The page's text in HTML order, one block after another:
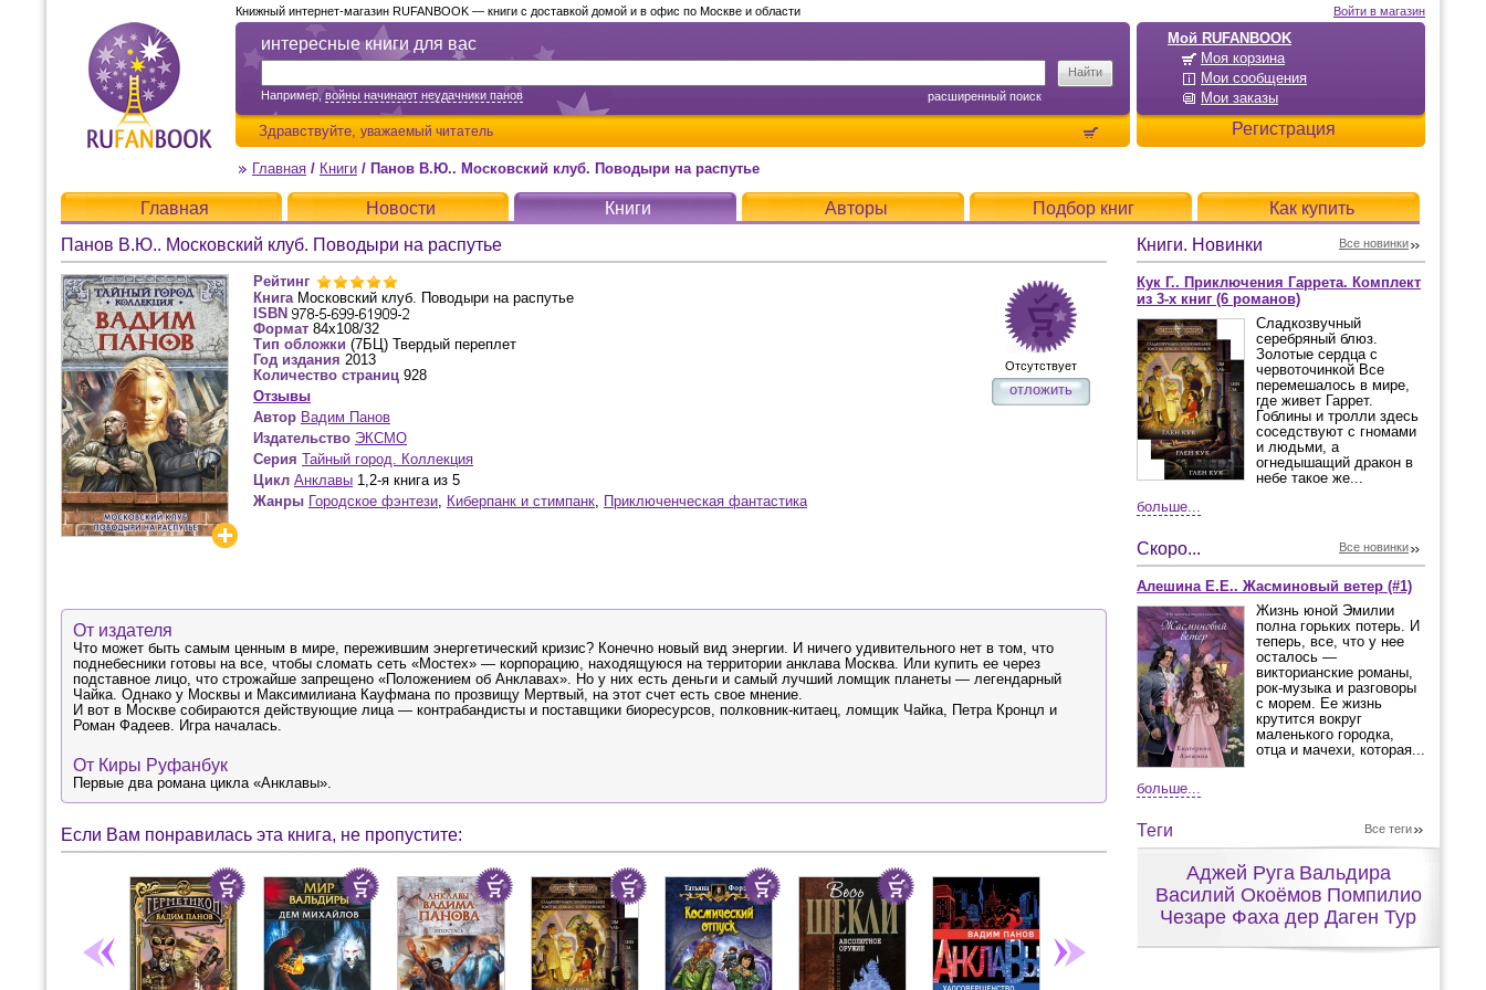
Мой RUFANBOOK
Моя корзина
Мои сообщения
Мои заказы
Регистрация
Войти в магазин
интересные книги для вас
Например,войны начинают неудачники панов расширенный поиск
Здравствуйте, уважаемый читатель
Книжный интернет-магазин RUFANBOOK — книги с доставкой домой и в офис по Москве и области
Главная / Книги / Панов В.Ю.. Московский клуб. Поводыри на распутье
Главная Новости Книги Авторы Подбор книг
Как купить
Панов В.Ю.. Московский клуб. Поводыри на распутье
Рейтинг
Книга Московский клуб. Поводыри на распутье
ISBN
Формат 84x108/32
Тип обложки (7БЦ) Твердый переплет
Год издания 2013
Количество страниц 928
Отзывы
Автор Вадим Панов
Издательство ЭКСМО
Серия Тайный город. Коллекция
Цикл Анклавы 1,2-я книга из 5
Жанры Городское фэнтези, Киберпанк и стимпанк, Приключенческая фантастика
Отсутствует
отложить
От издателя
Что может быть самым ценным в мире, пережившим энергетический кризис? Конечно новый вид энергии. И ничего удивительного нет в том, что
поднебесники готовы на все, чтобы сломать сеть «Мостех» — корпорацию, находящуюся на территории анклава Москва. Или купить ее через
подставное лицо, что строжайше запрещено «Положением об Анклавах». Но у них есть деньги и самый лучший ломщик планеты — легендарный
Чайка. Однако у Москвы и Максимилиана Кауфмана по прозвищу Мертвый, на этот счет есть свое мнение.
И вот в Москве собираются действующие лица — контрабандисты и поставщики биоресурсов, полковник-китаец, ломщик Чайка, Петра Кронцл и
Роман Фадеев. Игра началась.
От Киры Руфанбук
Первые два романа цикла «Анклавы».
Если Вам понравилась эта книга, не пропустите:
Книги. Новинки Все новинки
Кук Г.. Приключения Гаррета. Комплект
из 3-х книг (6 романов)
Сладкозвучный
серебряный блюз.
Золотые сердца с
червоточинкой Все
перемешалось в мире,
где живет Гаррет.
Гоблины и тролли здесь
соседствуют с гномами
и людьми, а
огнедышащий дракон в
небе такое же...
больше...
Скоро... Все новинки
Алешина Е.Е.. Жасминовый ветер (#1)
Жизнь юной Эмилии
полна горьких потерь. И
теперь, все, что у нее
осталось —
викторианские романы,
рок-музыка и разговоры
с морем. Ее жизнь
крутится вокруг
маленького городка,
отца и мачехи, которая...
больше...
Теги Все теги
Аджей Руга Вальдира
Василий Окоёмов Помпилио
Чезаре Фаха дер Даген Тур